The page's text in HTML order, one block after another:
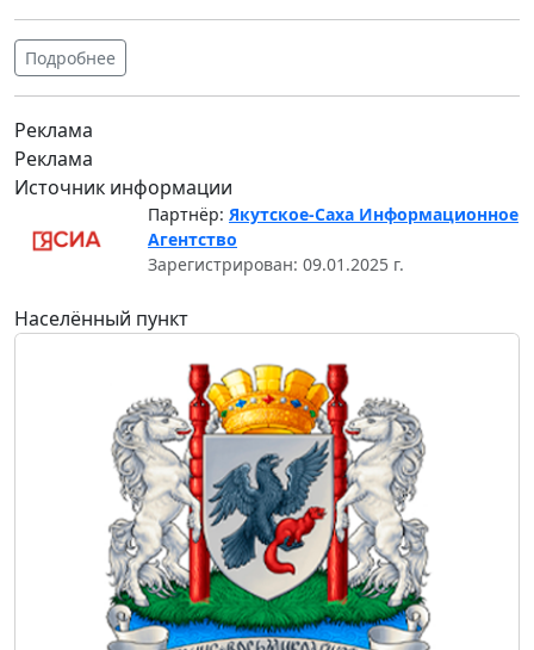
Подробнее
Реклама
Реклама
Источник информации
Партнёр: Якутское-Саха Информационное
Агентство
Зарегистрирован: 09.01.2025 г.
Населённый пункт